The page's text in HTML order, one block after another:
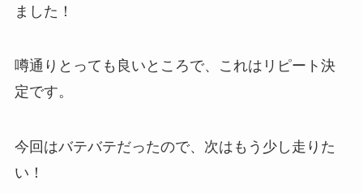
ました！
噂通りとっても良いところで、これはリピート決
定です。
今回はバテバテだったので、次はもう少し走りた
い！